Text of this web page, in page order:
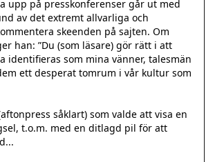
upp på presskonferenser går ut med
av det extremt allvarliga och
skeenden på sajten. Om
han: ”Du (som läsare) gör rätt i att
identifieras som mina vänner, talesmän
ett desperat tomrum i vår kultur som
såklart) som valde att visa en
t.o.m. med en ditlagd pil för att